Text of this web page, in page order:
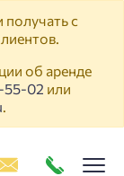
с
об аренде
55-02 или
.